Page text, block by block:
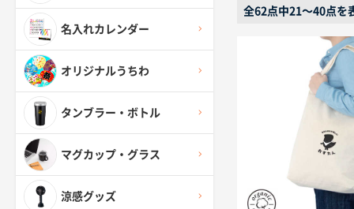
名入れカレンダー
オリジナルうちわ
タンブラー・ボトル
マグカップ・グラス
涼感グッズ
全62点中21〜40点を